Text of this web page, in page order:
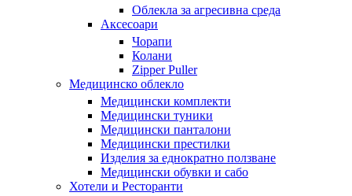
Облекла за агресивна среда
Аксесоари
Чорапи
Колани
Zipper Puller
Медицинско облекло
Медицински комплекти
Медицински туники
Медицински панталони
Медицински престилки
Изделия за еднократно ползване
Медицински обувки и сабо
Хотели и Ресторанти